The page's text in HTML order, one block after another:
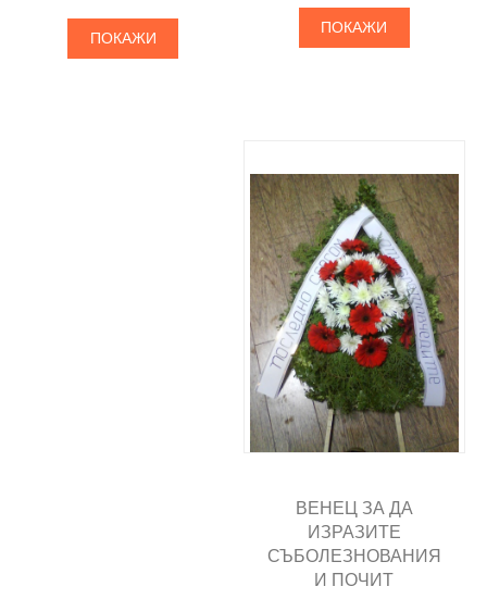
ПОКАЖИ
ПОКАЖИ
ВЕНЕЦ ЗА ДА
ИЗРАЗИТЕ
СЪБОЛЕЗНОВАНИЯ
И ПОЧИТ